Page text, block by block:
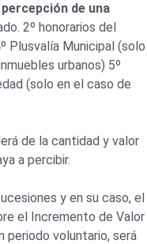
de una
2º honorarios del
Plusvalía Municipal (solo
urbanos) 5º
(solo en el caso de
de la cantidad y valor
a percibir.
y en su caso, el
el Incremento de Valor
periodo voluntario, será